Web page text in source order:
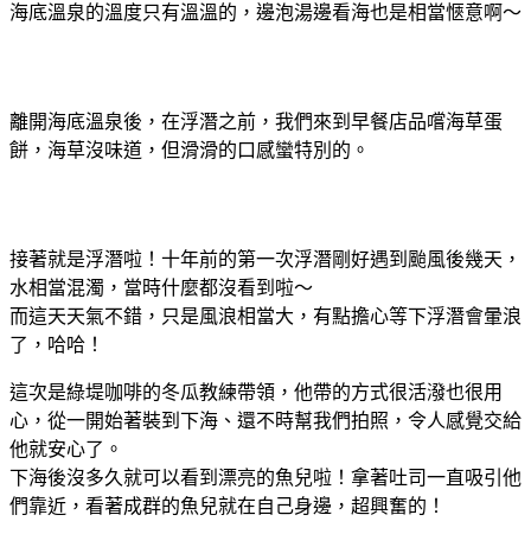
海底溫泉的溫度只有溫溫的，邊泡湯邊看海也是相當愜意啊～
離開海底溫泉後，在浮潛之前，我們來到早餐店品嚐海草蛋
餅，海草沒味道，但滑滑的口感蠻特別的。
接著就是浮潛啦！十年前的第一次浮潛剛好遇到颱風後幾天，
水相當混濁，當時什麼都沒看到啦～
而這天天氣不錯，只是風浪相當大，有點擔心等下浮潛會暈浪
了，哈哈！
這次是綠堤咖啡的冬瓜教練帶領，他帶的方式很活潑也很用
心，從一開始著裝到下海、還不時幫我們拍照，令人感覺交給
他就安心了。
下海後沒多久就可以看到漂亮的魚兒啦！拿著吐司一直吸引他
們靠近，看著成群的魚兒就在自己身邊，超興奮的！